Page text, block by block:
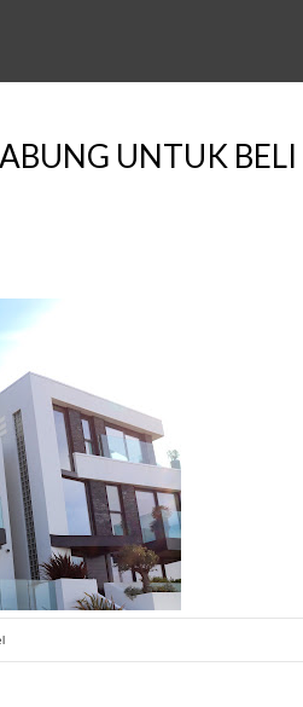
UNTUK BELI